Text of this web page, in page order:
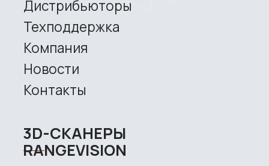
Site map
sales@rangevision.com
info@rangevision.com
+7 (499) 322 33 20